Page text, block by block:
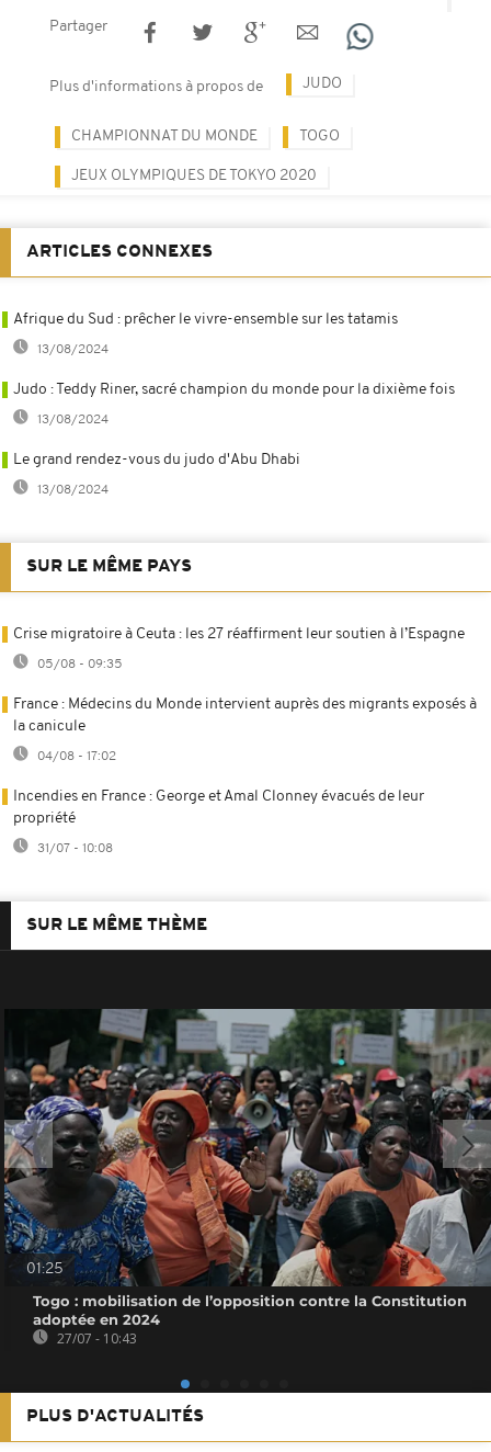
Partager
Plus d'informations à propos de JUDO
CHAMPIONNAT DU MONDE TOGO
JEUX OLYMPIQUES DE TOKYO 2020
ARTICLES CONNEXES
Afrique du Sud : prêcher le vivre-ensemble sur les tatamis
13/08/2024
Judo : Teddy Riner, sacré champion du monde pour la dixième fois
13/08/2024
Le grand rendez-vous du judo d'Abu Dhabi
13/08/2024
SUR LE MÊME PAYS
Crise migratoire à Ceuta : les 27 réaffirment leur soutien à l’Espagne
05/08 - 09:35
France : Médecins du Monde intervient auprès des migrants exposés à
la canicule
04/08 - 17:02
Incendies en France : George et Amal Clonney évacués de leur
propriété
31/07 - 10:08
SUR LE MÊME THÈME
01:25
Togo : mobilisation de l’opposition contre la Constitution
adoptée en 2024
27/07 - 10:43
PLUS D'ACTUALITÉS